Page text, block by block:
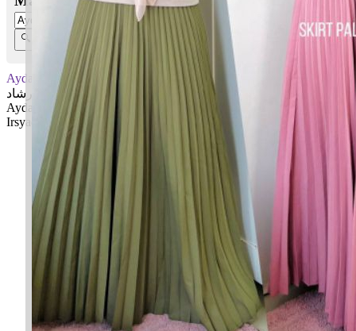
Aydan Irsyad
أيدان إرشاد
Aydan: Pemuda yang bersemangat
Irsyad: Nasihat, panduan, petunjuk
✚ Baju Baby Custom Nama 'Aydan Irsyad'